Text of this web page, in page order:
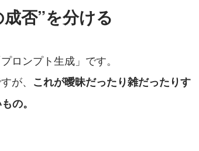
否”を分ける
ロンプト生成」です。
が、 これが曖昧だったり雑だったりす
の。